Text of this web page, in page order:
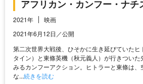
アフリカン・カンフー・ナチ
2021年
映画
2021年6月12日／公開
第二次世界大戦後、ひそかに生き延びていた
タイン）と東條英機（秋元義人）が行きつい
みるカンフーアクション。ヒトラーと東條は
な...続きを読む